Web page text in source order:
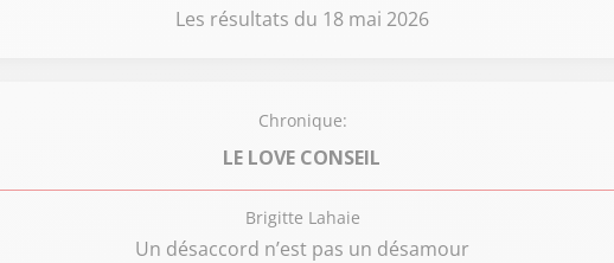
Les résultats du 18 mai 2026
Chronique:
LE LOVE CONSEIL
Brigitte Lahaie
Un désaccord n’est pas un désamour